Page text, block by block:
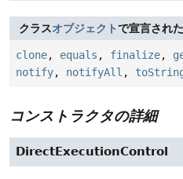
クラスオブジェクトで宣言され
clone, equals , finalize,
notify, notifyAll ,
コンストラクタの詳細
DirectExecutionControl